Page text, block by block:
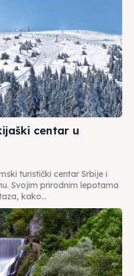
centar u
turistički centar Srbije i
Svojim prirodnim lepotama
kako...